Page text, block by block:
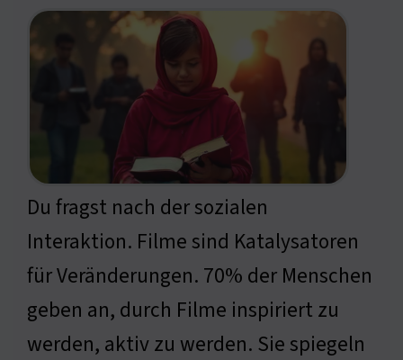
Du fragst nach der sozialen
Interaktion. Filme sind Katalysatoren
für Veränderungen. 70% der Menschen
geben an, durch Filme inspiriert zu
werden, aktiv zu werden. Sie spiegeln